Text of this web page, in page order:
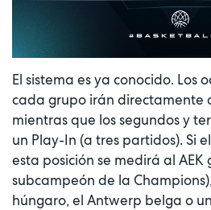
El sistema es ya conocido. Los
cada grupo irán directamente
mientras que los segundos y
un Play-In (a tres partidos). Si
esta posición se medirá al AEK
subcampeón de la
húngaro, el Antwerp belga o